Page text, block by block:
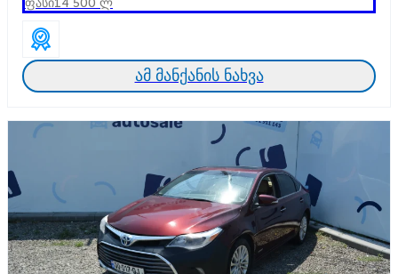
ფასი14 500 ლ
ამ მანქანის ნახვა